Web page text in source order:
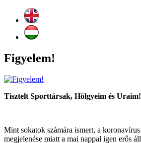
Figyelem!
Tisztelt Sporttársak, Hölgyeim és Uraim!
Mint sokatok számára ismert, a
megjelenése miatt a mai nappal igen erős